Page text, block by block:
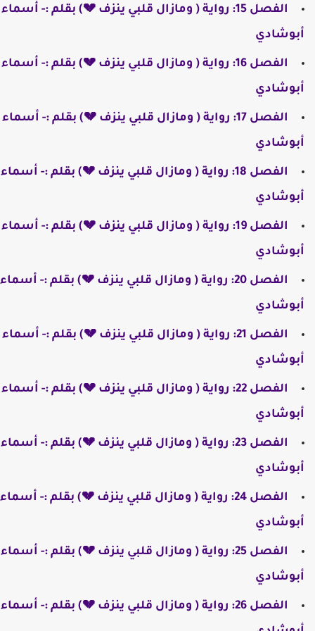
الفصل 15: رواية ( ومازال قلبي ينزف 💔) بقلم :- أسماء
أبوشادي
الفصل 16: رواية ( ومازال قلبي ينزف 💔) بقلم :- أسماء
أبوشادي
الفصل 17: رواية ( ومازال قلبي ينزف 💔) بقلم :- أسماء
أبوشادي
الفصل 18: رواية ( ومازال قلبي ينزف 💔) بقلم :- أسماء
أبوشادي
الفصل 19: رواية ( ومازال قلبي ينزف 💔) بقلم :- أسماء
أبوشادي
الفصل 20: رواية ( ومازال قلبي ينزف 💔) بقلم :- أسماء
أبوشادي
الفصل 21: رواية ( ومازال قلبي ينزف 💔) بقلم :- أسماء
أبوشادي
الفصل 22: رواية ( ومازال قلبي ينزف 💔) بقلم :- أسماء
أبوشادي
الفصل 23: رواية ( ومازال قلبي ينزف 💔) بقلم :- أسماء
أبوشادي
الفصل 24: رواية ( ومازال قلبي ينزف 💔) بقلم :- أسماء
أبوشادي
الفصل 25: رواية ( ومازال قلبي ينزف 💔) بقلم :- أسماء
أبوشادي
الفصل 26: رواية ( ومازال قلبي ينزف 💔) بقلم :- أسماء